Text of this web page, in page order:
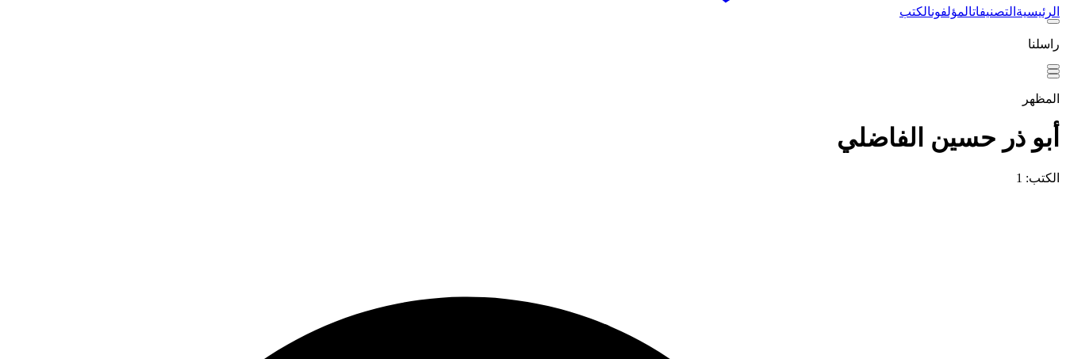
الرئيسية التصنيفاتالمؤلفونالكتب
راسلنا
المظهر
أبو ذر حسين الفاضلي
الكتب: 1